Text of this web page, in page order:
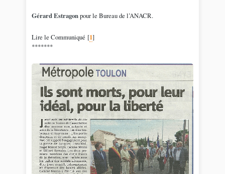
Gérard Estragon pour le Bureau de l’ANACR.
Lire le Communiqué [1]
*******